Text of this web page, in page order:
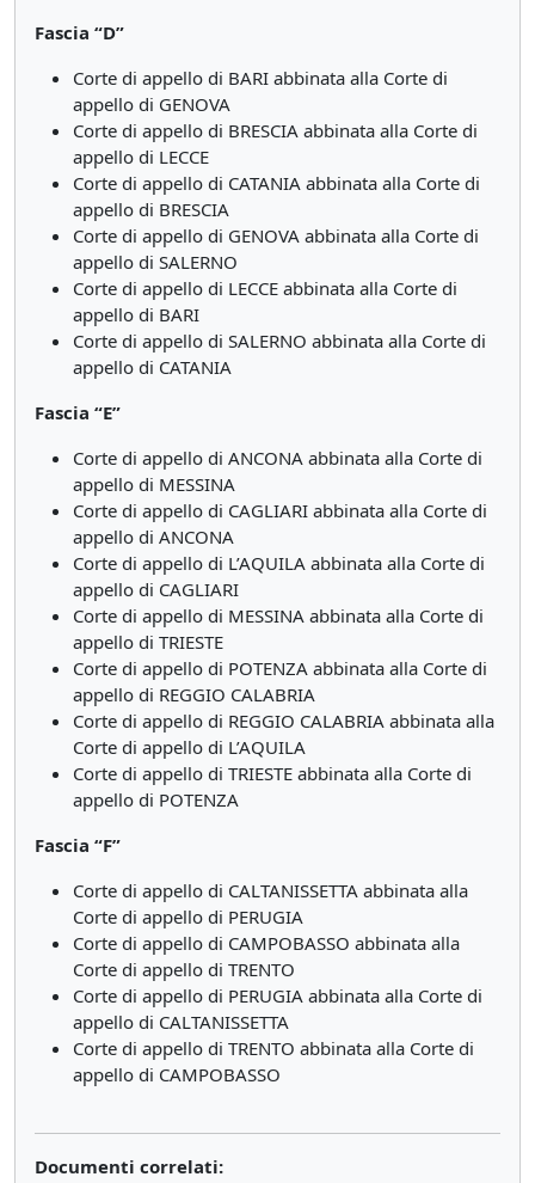
Fascia “D”
Corte di appello di BARI abbinata alla Corte di
appello di GENOVA
Corte di appello di BRESCIA abbinata alla Corte di
appello di LECCE
Corte di appello di CATANIA abbinata alla Corte di
appello di BRESCIA
Corte di appello di GENOVA abbinata alla Corte di
appello di SALERNO
Corte di appello di LECCE abbinata alla Corte di
appello di BARI
Corte di appello di SALERNO abbinata alla Corte di
appello di CATANIA
Fascia “E”
Corte di appello di ANCONA abbinata alla Corte di
appello di MESSINA
Corte di appello di CAGLIARI abbinata alla Corte di
appello di ANCONA
Corte di appello di L’AQUILA abbinata alla Corte di
appello di CAGLIARI
Corte di appello di MESSINA abbinata alla Corte di
appello di TRIESTE
Corte di appello di POTENZA abbinata alla Corte di
appello di REGGIO CALABRIA
Corte di appello di REGGIO CALABRIA abbinata alla
Corte di appello di L’AQUILA
Corte di appello di TRIESTE abbinata alla Corte di
appello di POTENZA
Fascia “F”
Corte di appello di CALTANISSETTA abbinata alla
Corte di appello di PERUGIA
Corte di appello di CAMPOBASSO abbinata alla
Corte di appello di TRENTO
Corte di appello di PERUGIA abbinata alla Corte di
appello di CALTANISSETTA
Corte di appello di TRENTO abbinata alla Corte di
appello di CAMPOBASSO
Documenti correlati: